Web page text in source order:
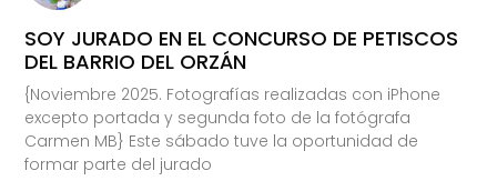
SOY JURADO EN EL CONCURSO DE PETISCOS
DEL BARRIO DEL ORZÁN
{Noviembre 2025. Fotografías realizadas con iPhone
excepto portada y segunda foto de la fotógrafa
Carmen MB} Este sábado tuve la oportunidad de
formar parte del jurado